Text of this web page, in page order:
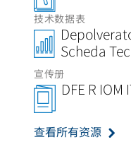
技术数据表
Scheda
宣传册
DFE R IOM
查看所有资源